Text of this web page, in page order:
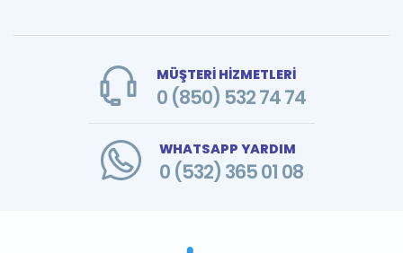
MÜŞTERİ HİZMETLERİ
0 (850) 532 74 74
WHATSAPP YARDIM
0 (532) 365 01 08